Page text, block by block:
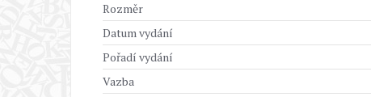
Rozměr
Datum vydání
Pořadí vydání
Vazba